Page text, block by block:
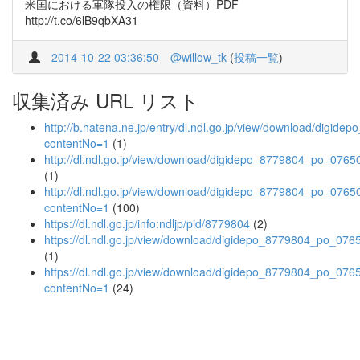
米国における軍隊投入の権限（資料）PDF
http://t.co/6lB9qbXA31
2014-10-22 03:36:50 @willow_tk (投稿一覧)
収集済み URL リスト
http://b.hatena.ne.jp/entry/dl.ndl.go.jp/view/download/
contentNo=1 (1)
http://dl.ndl.go.jp/view/download/
(1)
http://dl.ndl.go.jp/view/download/
contentNo=1 (100)
https://dl.ndl.go.jp/info:ndljp/pid/8779804 (2)
https://dl.ndl.go.jp/view/download/
(1)
https://dl.ndl.go.jp/view/download/
contentNo=1 (24)